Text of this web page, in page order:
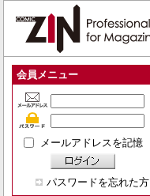
会員メニュー
メールアドレスを記憶
パスワードを忘れた方